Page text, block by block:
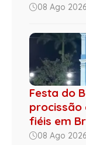
08 Ago
Festa do
procissão
fiéis em
08 Ago